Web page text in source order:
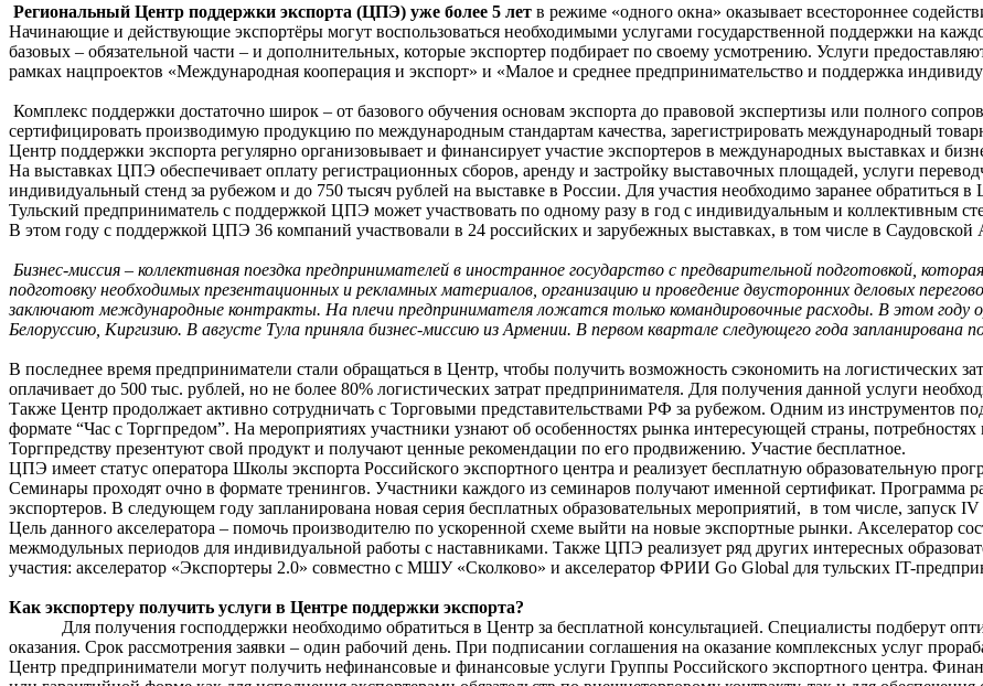
Региональный Центр поддержки экспорта (ЦПЭ) уже более 5 лет в режиме «одного окна» оказывает всестороннее
Начинающие и действующие экспортёры могут воспользоваться необходимыми услугами государственной поддержки на
базовых – обязательной части – и дополнительных, которые экспортер подбирает по своему усмотрению. Услуги
рамках нацпроектов «Международная кооперация и экспорт» и «Малое и среднее предпринимательство и поддержка
Комплекс поддержки достаточно широк – от базового обучения основам экспорта до правовой экспертизы или полного
сертифицировать производимую продукцию по международным стандартам качества, зарегистрировать международный
Центр поддержки экспорта регулярно организовывает и финансирует участие экспортеров в международных выставках и
На выставках ЦПЭ обеспечивает оплату регистрационных сборов, аренду и застройку выставочных площадей, услуги
индивидуальный стенд за рубежом и до 750 тысяч рублей на выставке в России. Для участия необходимо заранее обратиться
Тульский предприниматель с поддержкой ЦПЭ может участвовать по одному разу в год с индивидуальным и коллективным
В этом году с поддержкой ЦПЭ 36 компаний участвовали в 24 российских и зарубежных выставках, в том числе в
Бизнес-миссия – коллективная поездка предпринимателей в иностранное государство с предварительной подготовкой,
подготовку необходимых презентационных и рекламных материалов, организацию и проведение двусторонних деловых
заключают международные контракты. На плечи предпринимателя ложатся только командировочные расходы. В этом году
Белоруссию, Киргизию. В августе Тула приняла бизнес-миссию из Армении. В первом квартале следующего года запланирована
В последнее время предприниматели стали обращаться в Центр, чтобы получить возможность сэкономить на логистических
оплачивает до 500 тыс. рублей, но не более 80% логистических затрат предпринимателя. Для получения данной услуги
Также Центр продолжает активно сотрудничать с Торговыми представительствами РФ за рубежом. Одним из инструментов
формате “Час с Торгпредом”. На мероприятиях участники узнают об особенностях рынка интересующей страны,
Торгпредству презентуют свой продукт и получают ценные рекомендации по его продвижению. Участие бесплатное.
ЦПЭ имеет статус оператора Школы экспорта Российского экспортного центра и реализует бесплатную образовательную
Семинары проходят очно в формате тренингов. Участники каждого из семинаров получают именной сертификат.
экспортеров. В следующем году запланирована новая серия бесплатных образовательных мероприятий, в том числе, запуск
Цель данного акселератора – помочь производителю по ускоренной схеме выйти на новые экспортные рынки. Акселератор
межмодульных периодов для индивидуальной работы с наставниками. Также ЦПЭ реализует ряд других интересных
участия: акселератор «Экспортеры 2.0» совместно с МШУ «Сколково» и акселератор ФРИИ Go Global для тульских IT-
Как экспортеру получить услуги в Центре поддержки экспорта?
Для получения господдержки необходимо обратиться в Центр за бесплатной консультацией. Специалисты подберут
оказания. Срок рассмотрения заявки – один рабочий день. При подписании соглашения на оказание комплексных услуг
Центр предприниматели могут получить нефинансовые и финансовые услуги Группы Российского экспортного центра.